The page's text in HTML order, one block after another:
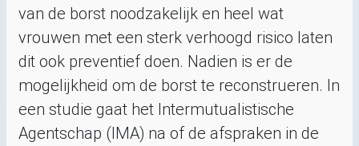
van de borst noodzakelijk en heel wat
vrouwen met een sterk verhoogd risico laten
dit ook preventief doen. Nadien is er de
mogelijkheid om de borst te reconstrueren. In
een studie gaat het Intermutualistische
Agentschap (IMA) na of de afspraken in de